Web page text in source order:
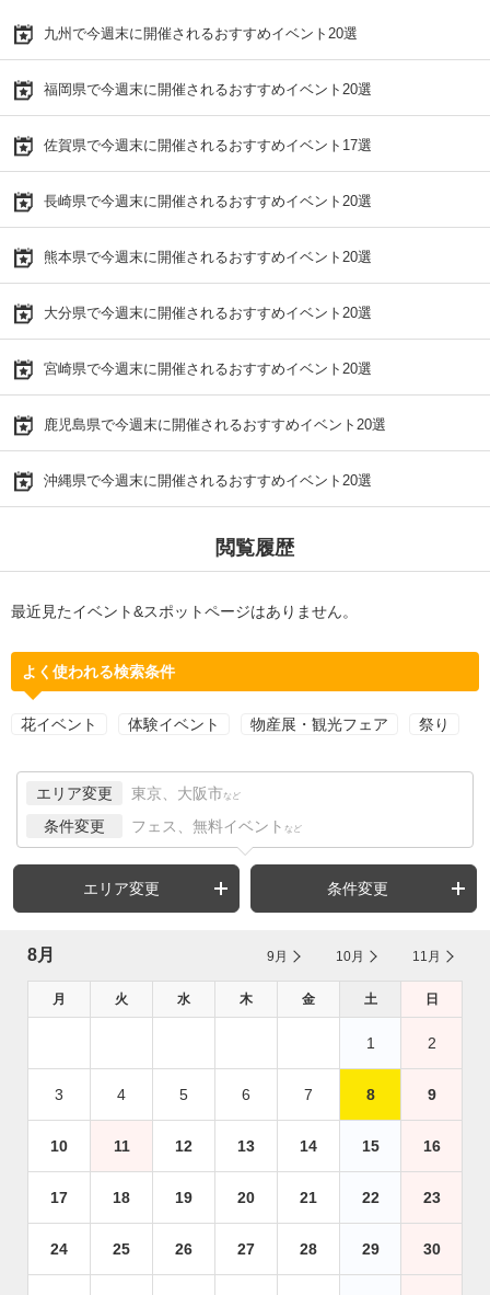
九州で今週末に開催されるおすすめイベント20選
福岡県で今週末に開催されるおすすめイベント20選
佐賀県で今週末に開催されるおすすめイベント17選
長崎県で今週末に開催されるおすすめイベント20選
熊本県で今週末に開催されるおすすめイベント20選
大分県で今週末に開催されるおすすめイベント20選
宮崎県で今週末に開催されるおすすめイベント20選
鹿児島県で今週末に開催されるおすすめイベント20選
沖縄県で今週末に開催されるおすすめイベント20選
閲覧履歴
最近見たイベント&スポットページはありません。
よく使われる検索条件
花イベント 体験イベント 物産展・観光フェア 祭り
エリア変更 東京、大阪市 など
条件変更 フェス、無料イベント など
エリア変更 条件変更
8月 9月 10月 11月
月 火 水 木 金 土 日
1 2
3 4 5 6 7 8 9
10 11 12 13 14 15 16
17 18 19 20 21 22 23
24 25 26 27 28 29 30